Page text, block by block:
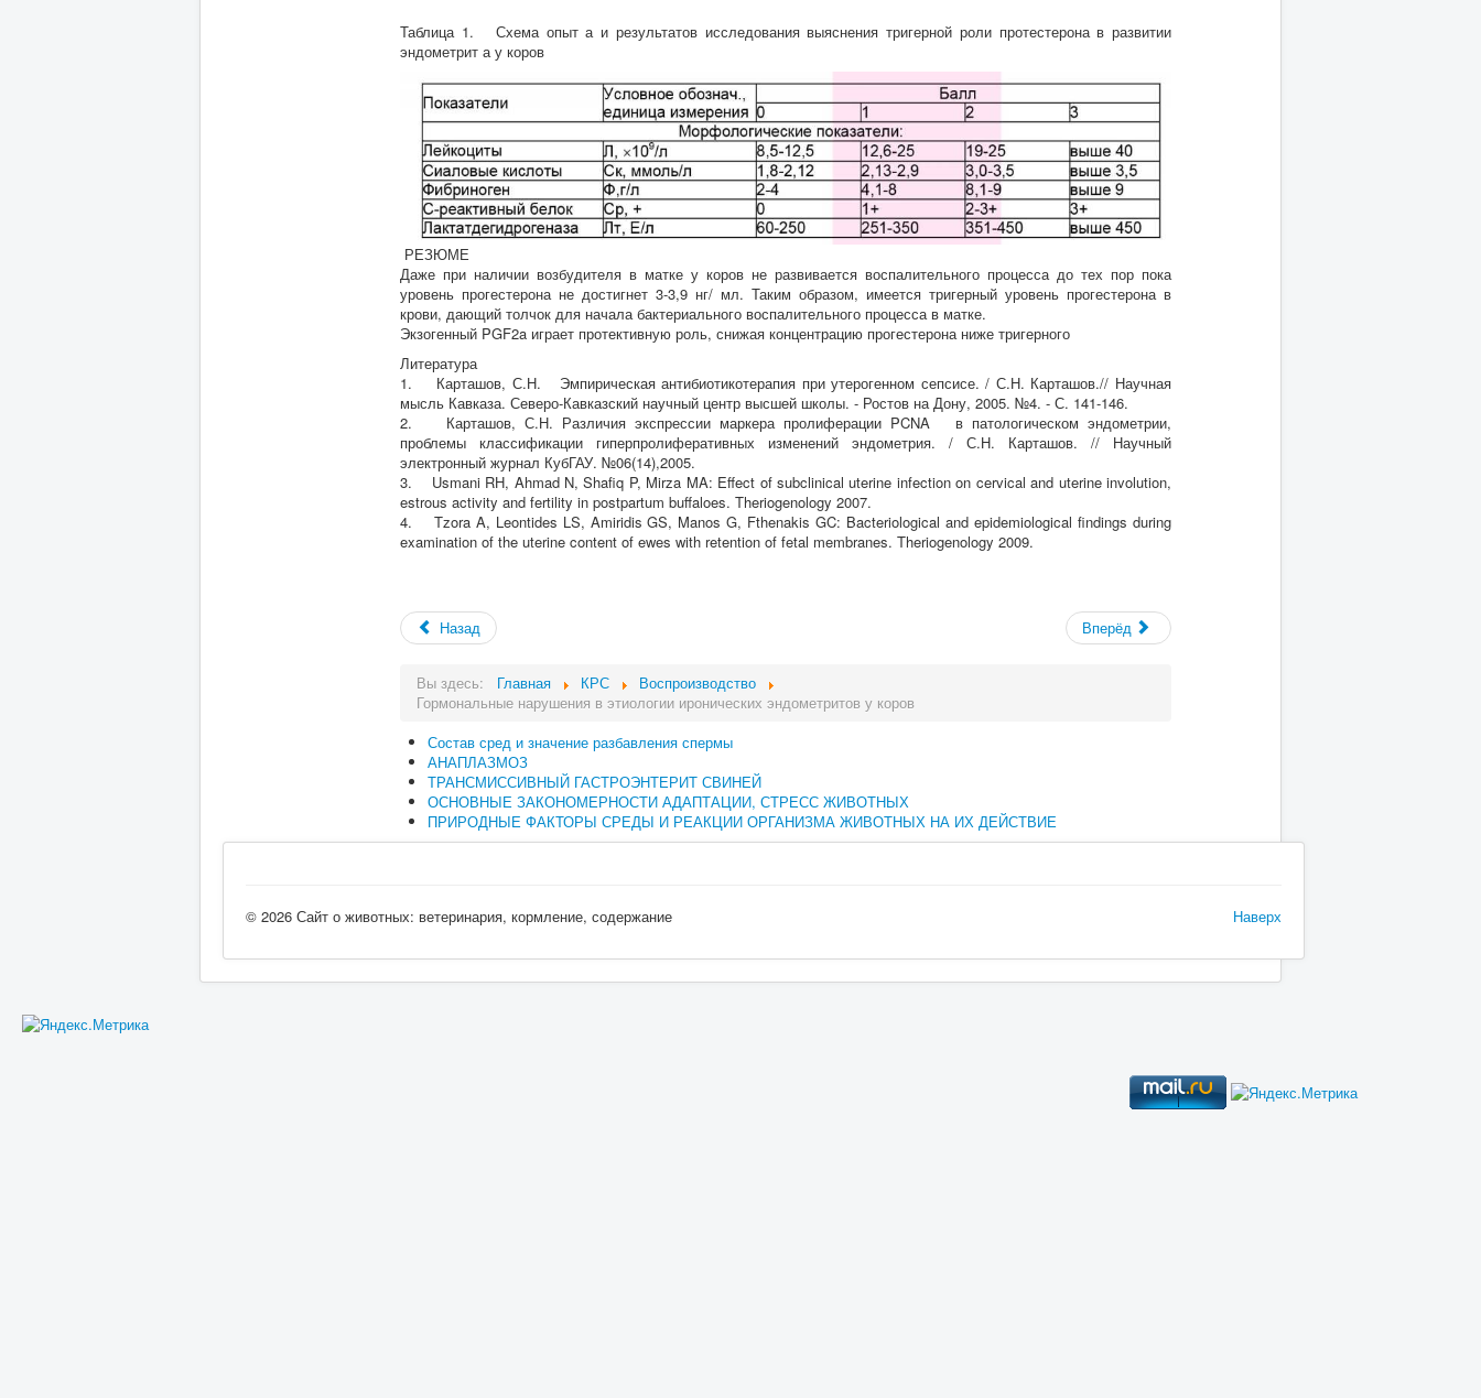
Таблица 1. Схема опыт а и результатов исследования выяснения тригерной роли протестерона в развитии
эндометрит а у коров
РЕЗЮМЕ
Даже при наличии возбудителя в матке у коров не развивается воспалительного процесса до тех пор пока
уровень прогестерона не достигнет 3-3,9 нг/ мл. Таким образом, имеется тригерный уровень прогестерона в
крови, дающий толчок для начала бактериального воспалительного процесса в матке.
Экзогенный PGF2a играет протективную роль, снижая концентрацию прогестерона ниже тригерного
Литература
1. Карташов, С.Н. Эмпирическая антибиотикотерапия при утерогенном сепсисе. / С.Н. Карташов.// Научная
мысль Кавказа. Северо-Кавказский научный центр высшей школы. - Ростов на Дону, 2005. №4. - С. 141-146.
2. Карташов, С.Н. Различия экспрессии маркера пролиферации PCNA в патологическом эндометрии,
проблемы классификации гиперпролиферативных изменений эндометрия. / С.Н. Карташов. // Научный
электронный журнал КубГАУ. №06(14),2005.
3. Usmani RH, Ahmad N, Shafiq P, Mirza MA: Effect of subclinical uterine infection on cervical and uterine involution,
estrous activity and fertility in postpartum buffaloes. Theriogenology 2007.
4. Tzora A, Leontides LS, Amiridis GS, Manos G, Fthenakis GC: Bacteriological and epidemiological findings during
examination of the uterine content of ewes with retention of fetal membranes. Theriogenology 2009.
Назад Вперёд
Вы здесь: Главная КРС
Воспроизводство
Гормональные нарушения в этиологии иронических эндометритов у коров
Состав сред и значение разбавления спермы
АНАПЛАЗМОЗ
ТРАНСМИССИВНЫЙ ГАСТРОЭНТЕРИТ СВИНЕЙ
ОСНОВНЫЕ ЗАКОНОМЕРНОСТИ АДАПТАЦИИ, СТРЕСС ЖИВОТНЫХ
ПРИРОДНЫЕ ФАКТОРЫ СРЕДЫ И РЕАКЦИИ ОРГАНИЗМА ЖИВОТНЫХ НА ИХ ДЕЙСТВИЕ
Наверх
© 2026 Сайт о животных: ветеринария, кормление, содержание